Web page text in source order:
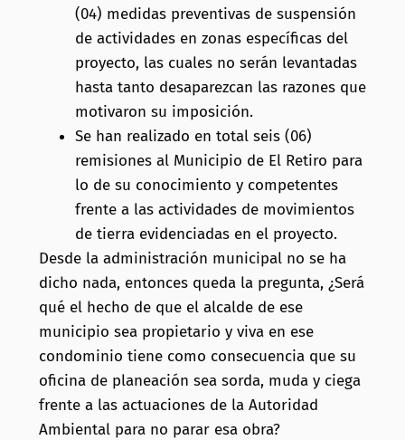
(04) medidas preventivas de suspensión
de actividades en zonas específicas del
proyecto, las cuales no serán levantadas
hasta tanto desaparezcan las razones que
motivaron su imposición.
Se han realizado en total seis (06)
remisiones al Municipio de El Retiro para
lo de su conocimiento y competentes
frente a las actividades de movimientos
de tierra evidenciadas en el proyecto.
Desde la administración municipal no se ha
dicho nada, entonces queda la pregunta, ¿Será
qué el hecho de que el alcalde de ese
municipio sea propietario y viva en ese
condominio tiene como consecuencia que su
oficina de planeación sea sorda, muda y ciega
frente a las actuaciones de la Autoridad
Ambiental para no parar esa obra?